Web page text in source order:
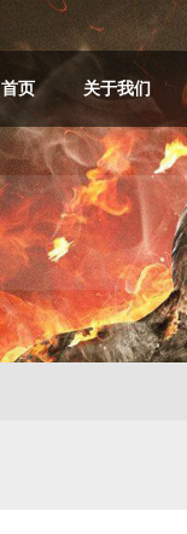
首页 关于我们